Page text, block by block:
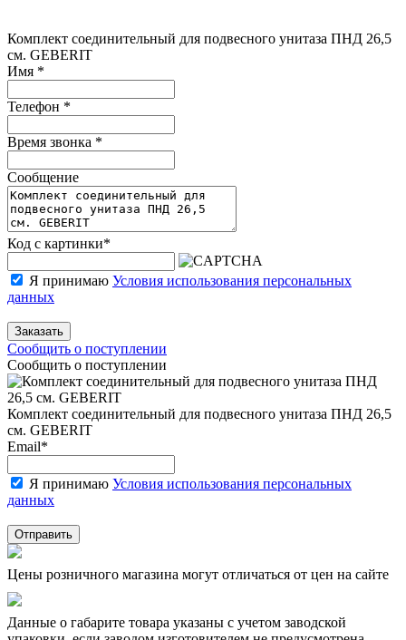
Комплект соединительный для подвесного унитаза ПНД 26,5
см. GEBERIT
Имя *
Телефон *
Время звонка *
Сообщение
Код с картинки*
Я принимаю Условия использования персональных
данных
Заказать
Сообщить о поступлении
Сообщить о поступлении
Комплект соединительный для подвесного унитаза ПНД 26,5
см. GEBERIT
Email*
Я принимаю Условия использования персональных
данных
Отправить
Цены розничного магазина могут отличаться от цен на сайте
Данные о габарите товара указаны с учетом заводской